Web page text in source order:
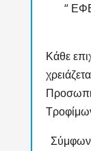
“
Κάθε